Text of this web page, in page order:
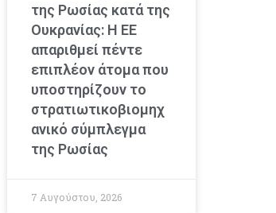
της Ρωσίας κατά της
Ουκρανίας: Η ΕΕ
απαριθμεί πέντε
επιπλέον άτομα που
υποστηρίζουν το
στρατιωτικοβιομηχ
ανικό σύμπλεγμα
της Ρωσίας
7 Αυγούστου, 2026